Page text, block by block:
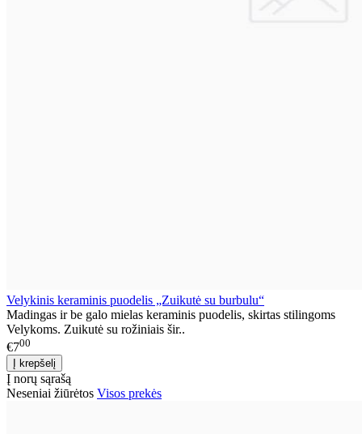
Velykinis keraminis puodelis „Zuikutė su burbulu“
Madingas ir be galo mielas keraminis puodelis, skirtas stilingoms
Velykoms. Zuikutė su rožiniais šir..
€700
Į norų sąrašą
Neseniai žiūrėtos Visos prekės